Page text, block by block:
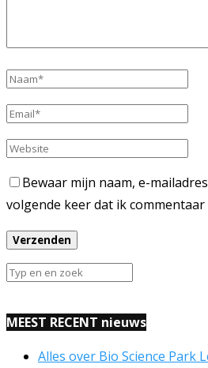
Bewaar mijn naam, e-
volgende keer dat ik commentaar
MEEST RECENT nieuws
Alles over Bio Science Park